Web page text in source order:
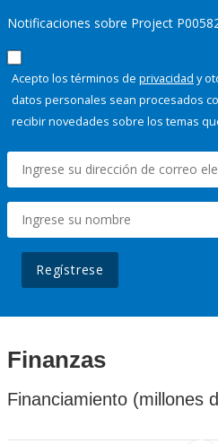
Notificaciones sobre Project
Acepto los términos de privacidad y
datos personales sean procesados
recibir novedades sobre los temas
Regístrese
Finanzas
Financiamiento (millones